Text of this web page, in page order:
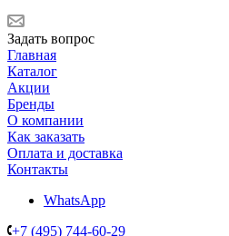
Задать вопрос
Главная
Каталог
Акции
Бренды
О компании
Как заказать
Оплата и доставка
Контакты
WhatsApp
+7 (495) 744-60-29